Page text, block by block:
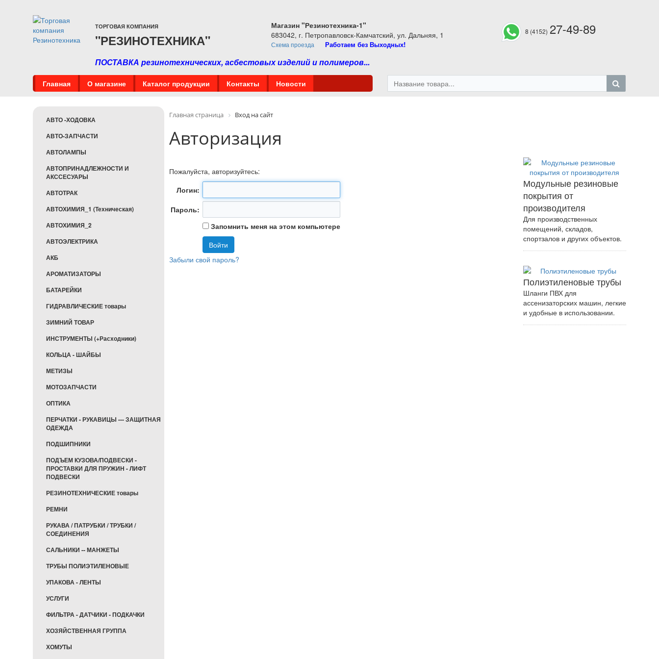
ТОРГОВАЯ КОМПАНИЯ
"РЕЗИНОТЕХНИКА"
Магазин "Резинотехника-1"
683042, г. Петропавловск-Камчатский, ул. Дальняя, 1
Схема проезда Работаем без Выходных!
ПОСТАВКА резинотехнических, асбестовых изделий и полимеров...
8 (4152) 27-49-89
Главная О магазине Каталог продукции Контакты Новости
АВТО -ХОДОВКА
АВТО-ЗАПЧАСТИ
АВТОЛАМПЫ
АВТОПРИНАДЛЕЖНОСТИ И
АКССЕСУАРЫ
АВТОТРАК
АВТОХИМИЯ_1 (Техническая)
АВТОХИМИЯ_2
АВТОЭЛЕКТРИКА
АКБ
АРОМАТИЗАТОРЫ
БАТАРЕЙКИ
ГИДРАВЛИЧЕСКИЕ товары
ЗИМНИЙ ТОВАР
ИНСТРУМЕНТЫ (+Расходники)
КОЛЬЦА - ШАЙБЫ
МЕТИЗЫ
МОТОЗАПЧАСТИ
ОПТИКА
ПЕРЧАТКИ - РУКАВИЦЫ --- ЗАЩИТНАЯ
ОДЕЖДА
ПОДШИПНИКИ
ПОДЪЕМ КУЗОВА/ПОДВЕСКИ -
ПРОСТАВКИ ДЛЯ ПРУЖИН - ЛИФТ
ПОДВЕСКИ
РЕЗИНОТЕХНИЧЕСКИЕ товары
РЕМНИ
РУКАВА / ПАТРУБКИ / ТРУБКИ /
СОЕДИНЕНИЯ
САЛЬНИКИ -- МАНЖЕТЫ
ТРУБЫ ПОЛИЭТИЛЕНОВЫЕ
УПАКОВА - ЛЕНТЫ
УСЛУГИ
ФИЛЬТРА - ДАТЧИКИ - ПОДКАЧКИ
ХОЗЯЙСТВЕННАЯ ГРУППА
ХОМУТЫ
Главная страница Вход на сайт
Авторизация
Пожалуйста, авторизуйтесь:
Логин:
Пароль:
Запомнить меня на этом компьютере
Забыли свой пароль?
Модульные резиновые
покрытия от
производителя
Для производственных
помещений, складов,
спортзалов и других объектов.
Полиэтиленовые трубы
Шланги ПВХ для
ассенизаторских машин, легкие
и удобные в использовании.